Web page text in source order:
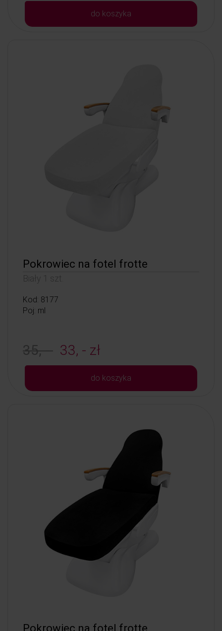
do koszyka
Pokrowiec na fotel frotte
Biały 1 szt.
Kod: 8177
Poj: ml
35, - 33, - zł
do koszyka
Pokrowiec na fotel frotte